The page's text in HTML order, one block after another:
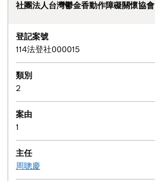
社團法人台灣鬱金香動作障礙關懷協會
登記案號
114法登社000015
類別
2
案由
1
主任
周聰慶